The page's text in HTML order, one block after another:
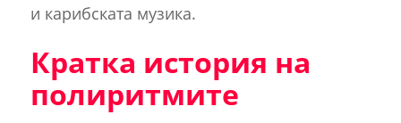
и карибската музика.
Кратка история на
полиритмите